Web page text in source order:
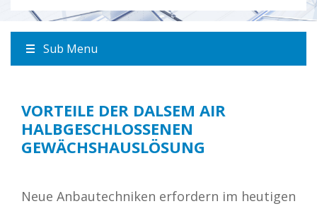
Sub Menu
VORTEILE DER DALSEM AIR
HALBGESCHLOSSENEN
GEWÄCHSHAUSLÖSUNG
Neue Anbautechniken erfordern im heutigen